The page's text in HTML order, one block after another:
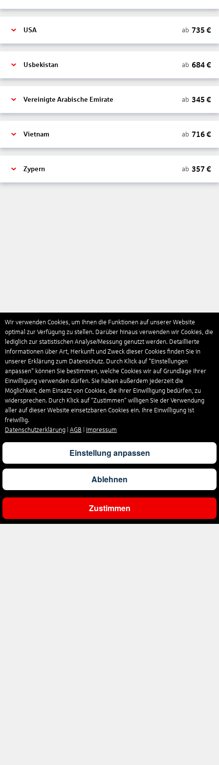
Ergebnisse filtern
USA ab 735 €
Usbekistan ab 684€
Vereinigte Arabische Emirate ab 345 €
Vietnam ab 716€
Zypern ab 357 €
Wir verwenden Cookies, um Ihnen die Funktionen auf unserer Website
optimal zur Verfügung zu stellen. Darüber hinaus verwenden wir Cookies, die
lediglich zur statistischen Analyse/Messung genutzt werden. Detaillierte
Informationen über Art, Herkunft und Zweck dieser Cookies finden Sie in
unserer Erklärung zum Datenschutz. Durch Klick auf "Einstellungen
anpassen" können Sie bestimmen, welche Cookies wir auf Grundlage Ihrer
Einwilligung verwenden dürfen. Sie haben außerdem jederzeit die
Möglichkeit, dem Einsatz von Cookies, die Ihrer Einwilligung bedürfen, zu
widersprechen. Durch Klick auf “Zustimmen“ willigen Sie der Verwendung
aller auf dieser Website einsetzbaren Cookies ein. Ihre Einwilligung ist
freiwillig.
Datenschutzerklärung
AGB Impressum
Einstellung anpassen
Ablehnen
Zustimmen